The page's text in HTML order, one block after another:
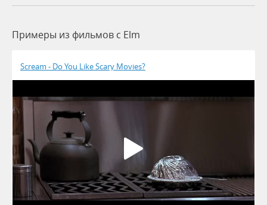
Примеры из фильмов c Elm
Scream - Do You Like Scary Movies?